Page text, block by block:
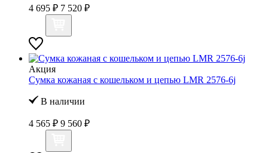
4 695 ₽ 7 520 ₽
Акция
Сумка кожаная с кошельком и цепью LMR 2576-6j
В наличии
4 565 ₽ 9 560 ₽